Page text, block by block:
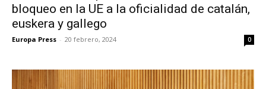
bloqueo en la UE a la oficialidad de catalán,
euskera y gallego
Europa Press - 20 febrero, 2024 0